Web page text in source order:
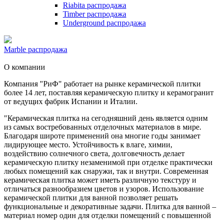
Riabita распродажа
Timber распродажа
Underground распродажа
Marble распродажа
О компании
Компания "РиФ" работает на рынке керамической плитки
более 14 лет, поставляя керамическую плитку и керамогранит
от ведущих фабрик Испании и Италии.
"Керамическая плитка на сегодняшний день является одним
из самых востребованных отделочных материалов в мире.
Благодаря широте применений она многие годы занимает
лидирующее место. Устойчивость к влаге, химии,
воздействию солнечного света, долговечность делает
керамическую плитку незаменимой при отделке практически
любых помещений как снаружи, так и внутри. Современная
керамическая плитка может иметь различную текстуру и
отличаться разнообразием цветов и узоров. Использование
керамической плитки для ванной позволяет решать
функциональные и декоративные задачи. Плитка для ванной –
материал номер один для отделки помещений с повышенной